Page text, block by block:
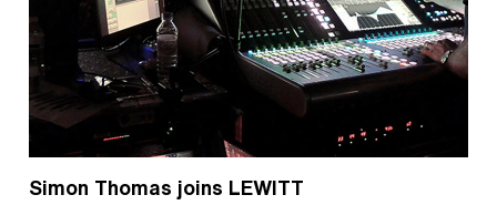
Simon Thomas joins LEWITT